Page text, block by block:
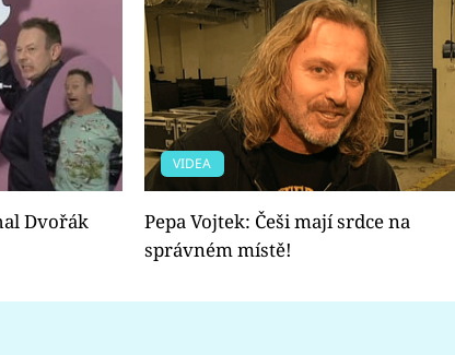
Dvořák
VIDEA
Pepa Vojtek: Češi mají srdce na
správném místě!